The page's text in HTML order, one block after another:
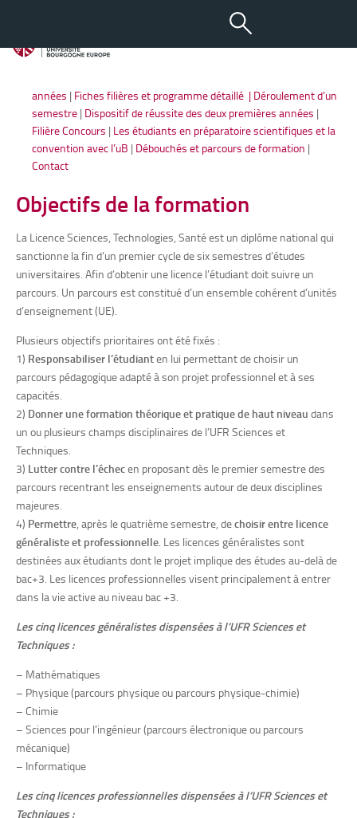
Licence 1 – Licence 2
Objectifs de la formation
années | Fiches filières et programme détaillé | Déroulement d’un
semestre | Dispositif de réussite des deux premières années |
Filière Concours | Les étudiants en préparatoire scientifiques et la
convention avec l’uB | Débouchés et parcours de formation |
Contact
Objectifs de la formation
La Licence Sciences, Technologies, Santé est un diplôme national qui
sanctionne la fin d’un premier cycle de six semestres d’études
universitaires. Afin d’obtenir une licence l’étudiant doit suivre un
parcours. Un parcours est constitué d’un ensemble cohérent d’unités
d’enseignement (UE).
Plusieurs objectifs prioritaires ont été fixés :
1) Responsabiliser l’étudianten lui permettant de choisir un
parcours pédagogique adapté à son projet professionnel et à ses
capacités.
2) Donner une formation théorique et pratique de haut niveau dans
un ou plusieurs champs disciplinaires de l’UFR Sciences et
Techniques.
3) Lutter contre l’échecen proposant dès le premier semestre des
parcours recentrant les enseignements autour de deux disciplines
majeures.
4) Permettre, après le quatrième semestre, dechoisir entre licence
généraliste et professionnelle. Les licences généralistes sont
destinées aux étudiants dont le projet implique des études au-delà de
bac+3. Les licences professionnelles visent principalement à entrer
dans la vie active au niveau bac +3.
Les cinq licences généralistes dispensées à l’UFR Sciences et
Techniques :
– Mathématiques
– Physique (parcours physique ou parcours physique-chimie)
– Chimie
– Sciences pour l’ingénieur (parcours électronique ou parcours
mécanique)
– Informatique
Les cinq licences professionnelles dispensées à l’UFR Sciences et
Techniques :